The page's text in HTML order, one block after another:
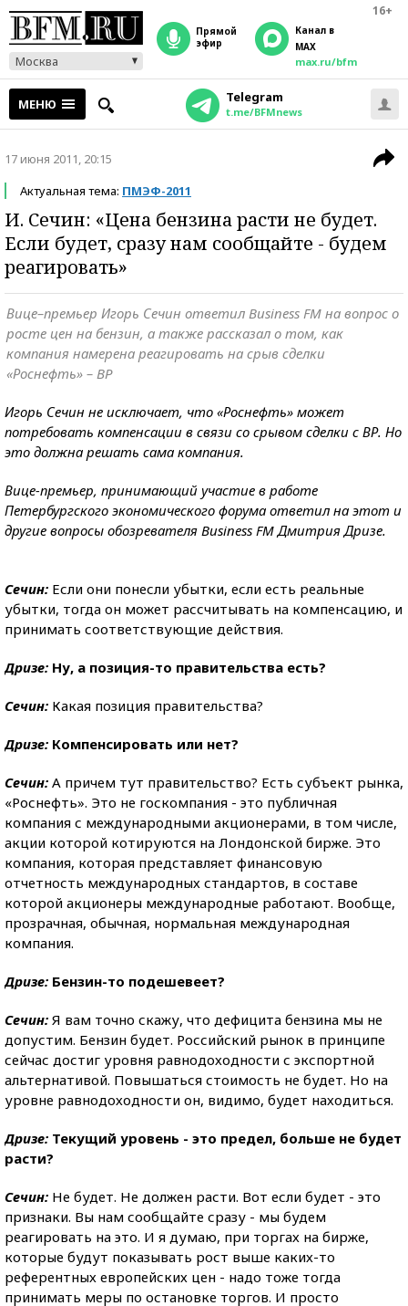
16+
Москва
прямой
эфир
Канал в
MAX
max.ru/bfm
МЕНЮ Telegram
t.me/BFMnews
17 июня 2011, 20:15
Актуальная тема: ПМЭФ-2011
И. Сечин: «Цена бензина расти не будет.
Если будет, сразу нам сообщайте - будем
реагировать»
Вице–премьер Игорь Сечин ответил Business FM на вопрос о
росте цен на бензин, а также рассказал о том, как
компания намерена реагировать на срыв сделки
«Роснефть» – BP
Игорь Сечин не исключает, что «Роснефть» может
потребовать компенсации в связи со срывом сделки с ВР. Но
это должна решать сама компания.
Вице-премьер, принимающий участие в работе
Петербургского экономического форума ответил на этот и
другие вопросы обозревателя Business FM Дмитрия Дризе.
Сечин: Если они понесли убытки, если есть реальные
убытки, тогда он может рассчитывать на компенсацию, и
принимать соответствующие действия.
Дризе: Ну, а позиция-то правительства есть?
Сечин: Какая позиция правительства?
Дризе: Компенсировать или нет?
Сечин: А причем тут правительство? Есть субъект рынка,
«Роснефть». Это не госкомпания - это публичная
компания с международными акционерами, в том числе,
акции которой котируются на Лондонской бирже. Это
компания, которая представляет финансовую
отчетность международных стандартов, в составе
которой акционеры международные работают. Вообще,
прозрачная, обычная, нормальная международная
компания.
Дризе: Бензин-то подешевеет?
Сечин: Я вам точно скажу, что дефицита бензина мы не
допустим. Бензин будет. Российский рынок в принципе
сейчас достиг уровня равнодоходности с экспортной
альтернативой. Повышаться стоимость не будет. Но на
уровне равнодоходности он, видимо, будет находиться.
Дризе: Текущий уровень - это предел, больше не будет
расти?
Сечин: Не будет. Не должен расти. Вот если будет - это
признаки. Вы нам сообщайте сразу - мы будем
реагировать на это. И я думаю, при торгах на бирже,
которые будут показывать рост выше каких-то
референтных европейских цен - надо тоже тогда
принимать меры по остановке торгов. И просто